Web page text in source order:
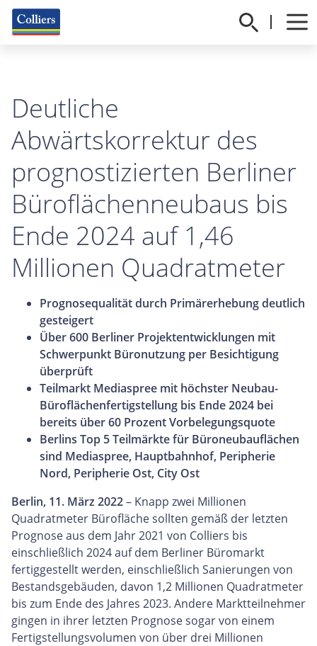
Deutliche
Abwärtskorrektur des
prognostizierten Berliner
Büroflächenneubaus bis
Ende 2024 auf 1,46
Millionen Quadratmeter
Prognosequalität durch Primärerhebung deutlich
gesteigert
Über 600 Berliner Projektentwicklungen mit
Schwerpunkt Büronutzung per Besichtigung
überprüft
Teilmarkt Mediaspree mit höchster Neubau-
Büroflächenfertigstellung bis Ende 2024 bei
bereits über 60 Prozent Vorbelegungsquote
Berlins Top 5 Teilmärkte für Büroneubauflächen
sind Mediaspree, Hauptbahnhof, Peripherie
Nord, Peripherie Ost, City Ost
Berlin, 11. März 2022– Knapp zwei Millionen
Quadratmeter Bürofläche sollten gemäß der letzten
Prognose aus dem Jahr 2021 von Colliers bis
einschließlich 2024 auf dem Berliner Büromarkt
fertiggestellt werden, einschließlich Sanierungen von
Bestandsgebäuden, davon 1,2 Millionen Quadratmeter
bis zum Ende des Jahres 2023. Andere Marktteilnehmer
gingen in ihrer letzten Prognose sogar von einem
Fertigstellungsvolumen von über drei Millionen